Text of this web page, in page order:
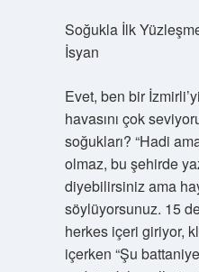
Soğukla İlk
İsyan
Evet, ben bir
havasını çok
soğukları? “Hadi
olmaz, bu şehirde
diyebilirsiniz ama
söylüyorsunuz. 15
herkes içeri giriyor,
içerken “Şu